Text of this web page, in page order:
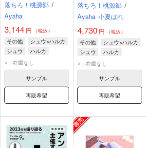
落ちろ！桃源郷 /
Ayaha
3,144 円 （税込）
その他
シュウ×ハルカ
シュウ
ハルカ
×：在庫なし
サンプル
再販希望
落ちろ！桃源郷 /
Ayaha 小夏はれ
4,730円 （税込）
その他
シュウ×ハルカ
シュウ
ハルカ
×：在庫なし
サンプル
再販希望